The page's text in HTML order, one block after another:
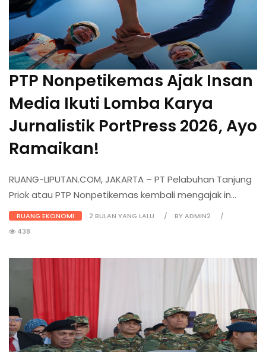
PTP Nonpetikemas Ajak Insan
Media Ikuti Lomba Karya
Jurnalistik PortPress 2026, Ayo
Ramaikan!
RUANG-LIPUTAN.COM, JAKARTA – PT Pelabuhan Tanjung
Priok atau PTP Nonpetikemas kembali mengajak in...
RUANG EKONOMI 2 BULAN YANG LALU
BY ADMIN2
438